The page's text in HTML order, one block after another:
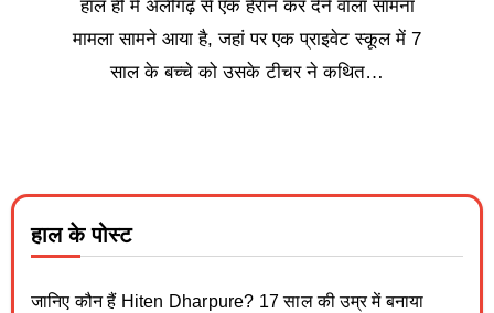
हाल ही में अलीगढ़ से एक हैरान कर देने वाला सामना
मामला सामने आया है, जहां पर एक प्राइवेट स्कूल में 7
साल के बच्चे को उसके टीचर ने कथित…
हाल के पोस्ट
जानिए कौन हैं Hiten Dharpure? 17 साल की उम्र में बनाया